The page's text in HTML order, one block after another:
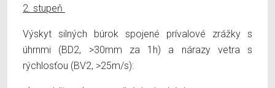
2. stupeň
Výskyt silných búrok spojené prívalové zrážky s
úhrnmi (BD2, >30mm za 1h) a nárazy vetra s
rýchlosťou (BV2, >25m/s):